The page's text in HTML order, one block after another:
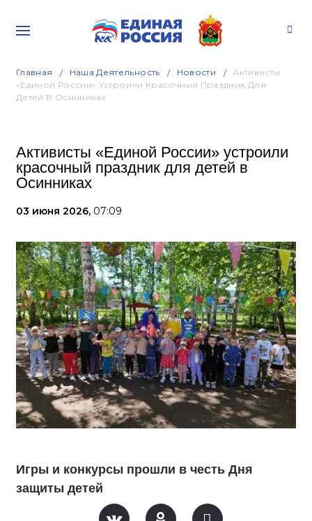
Главная Наша Деятельность Новости
Активисты
«Единой России» Устроили Красочный Праздник Для
Детей В Осинниках
Активисты «Единой России» устроили
красочный праздник для детей в
Осинниках
03 июня 2026, 07:09
Игры и конкурсы прошли в честь Дня
защиты детей